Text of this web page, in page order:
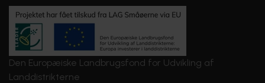
Den Europæiske Landbrugsfond for Udvikling af
Landdistrikterne